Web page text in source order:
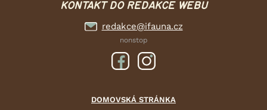
KONTAKT DO REDAKCE WEBU
redakce@ifauna.cz
nonstop
DOMOVSKÁ STRÁNKA